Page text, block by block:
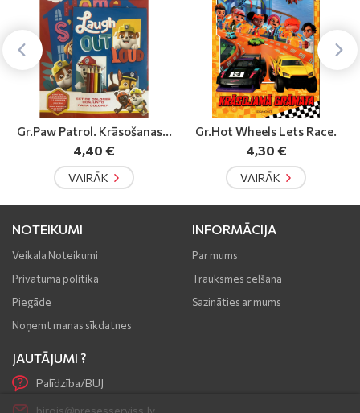
Gr.Hot Wheels Lets Race.
4,30 €
VAIRĀK
Vakara Romāns
no6,69 €
VAIRĀK
NOTEIKUMI
Veikala Noteikumi
Privātuma politika
Piegāde
Noņemt manas sīkdatnes
INFORMĀCIJA
Par mums
Trauksmes celšana
Sazināties ar mums
JAUTĀJUMI ?
Palīdzība/BUJ